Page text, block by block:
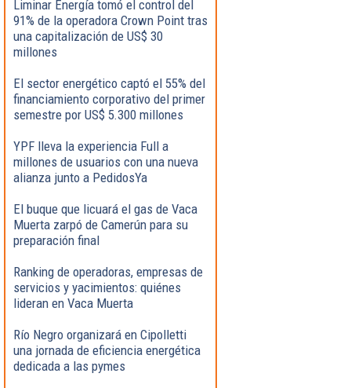
Liminar Energía tomó el control del
91% de la operadora Crown Point tras
una capitalización de US$ 30
millones
El sector energético captó el 55% del
financiamiento corporativo del primer
semestre por US$ 5.300 millones
YPF lleva la experiencia Full a
millones de usuarios con una nueva
alianza junto a PedidosYa
El buque que licuará el gas de Vaca
Muerta zarpó de Camerún para su
preparación final
Ranking de operadoras, empresas de
servicios y yacimientos: quiénes
lideran en Vaca Muerta
Río Negro organizará en Cipolletti
una jornada de eficiencia energética
dedicada a las pymes